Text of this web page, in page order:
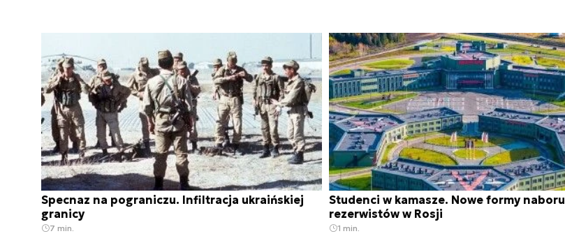
Specnaz na pograniczu. Infiltracja ukraińskiej
granicy
7 min.
Studenci w kamasze. Nowe formy naboru
rezerwistów w Rosji
1 min.